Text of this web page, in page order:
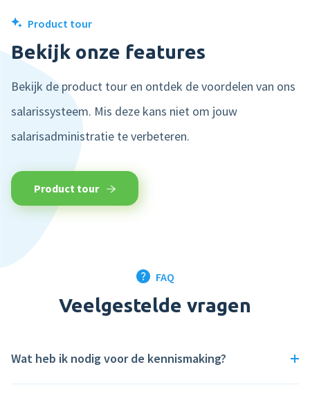
Product tour
Bekijk onze features
Bekijk de product tour en ontdek de voordelen van ons
salarissysteem. Mis deze kans niet om jouw
salarisadministratie te verbeteren.
Product tour
FAQ
Veelgestelde vragen
Wat heb ik nodig voor de kennismaking?